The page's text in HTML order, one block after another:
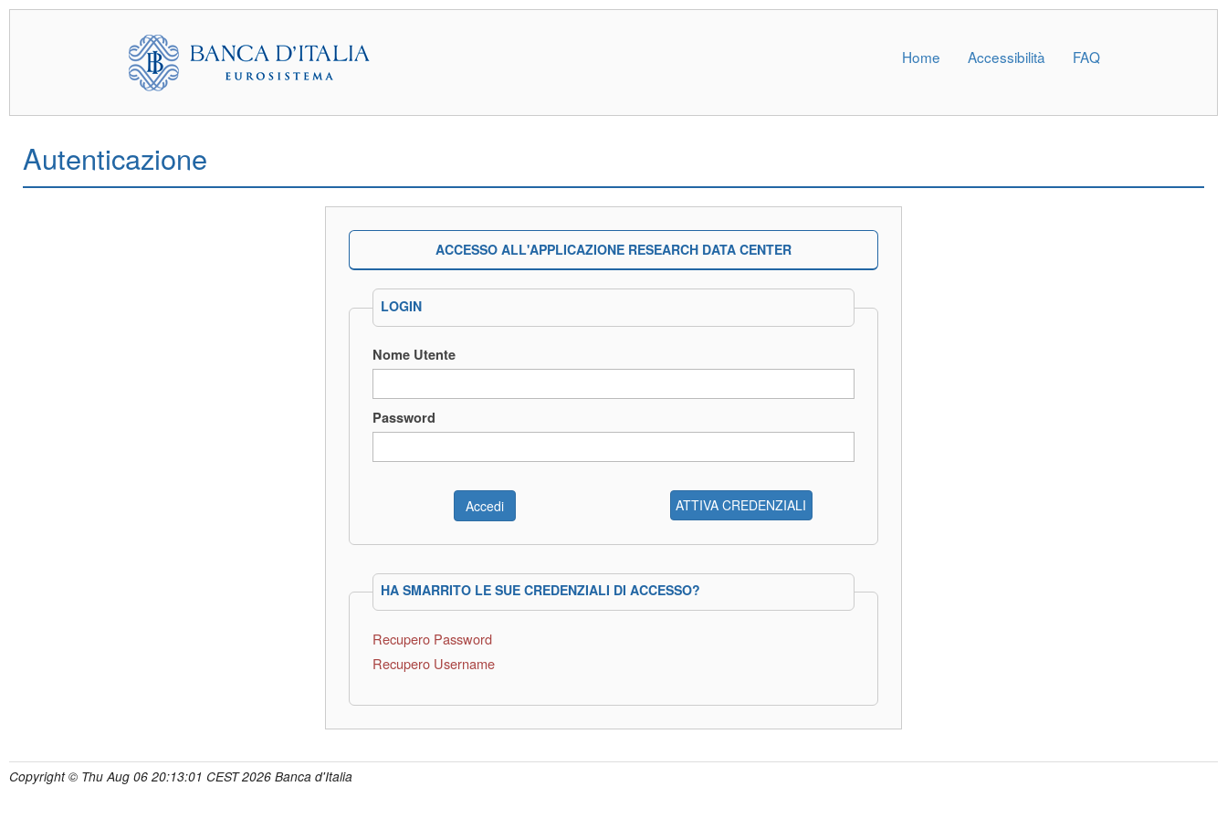
Home Accessibilità FAQ
Autenticazione
ACCESSO ALL'APPLICAZIONE RESEARCH DATA CENTER
LOGIN
Nome Utente
Password
ATTIVA CREDENZIALI
HA SMARRITO LE SUE CREDENZIALI DI ACCESSO?
Recupero Password
Recupero Username
Copyright © Thu Aug 06 20:13:01 CEST 2026 Banca d'Italia